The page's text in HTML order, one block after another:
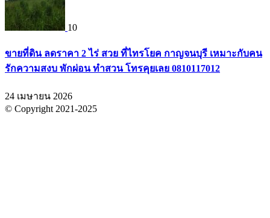
10
ขายที่ดิน ลดราคา 2 ไร่ สวย ที่ไทรโยค กาญจนบุรี เหมาะกับคน
รักความสงบ พักผ่อน ทำสวน โทรคุยเลย 0810117012
24 เมษายน 2026
© Copyright 2021-2025